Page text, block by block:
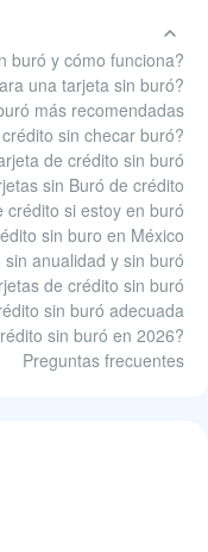
buró y cómo funciona?
una tarjeta sin buró?
más recomendadas
sin checar buró?
de crédito sin buró
sin Buró de crédito
si estoy en buró
sin buro en México
anualidad y sin buró
de crédito sin buró
sin buró adecuada
sin buró en 2026?
Preguntas frecuentes